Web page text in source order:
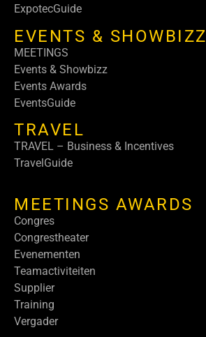
ExpotecGuide
EVENTS & SHOWBIZZ
MEETINGS
Events & Showbizz
Events Awards
EventsGuide
TRAVEL
TRAVEL – Business & Incentives
TravelGuide
MEETINGS AWARDS
Congres
Congrestheater
Evenementen
Teamactiviteiten
Supplier
Training
Vergader